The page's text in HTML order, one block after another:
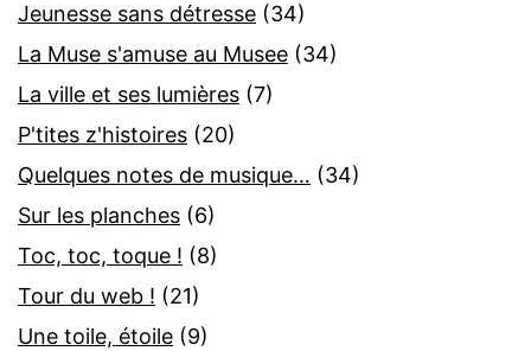
Jeunesse sans détresse (34)
La Muse s'amuse au Musee (34)
La ville et ses lumières (7)
P'tites z'histoires (20)
Quelques notes de musique… (34)
Sur les planches (6)
Toc, toc, toque ! (8)
Tour du web ! (21)
Une toile, étoile (9)